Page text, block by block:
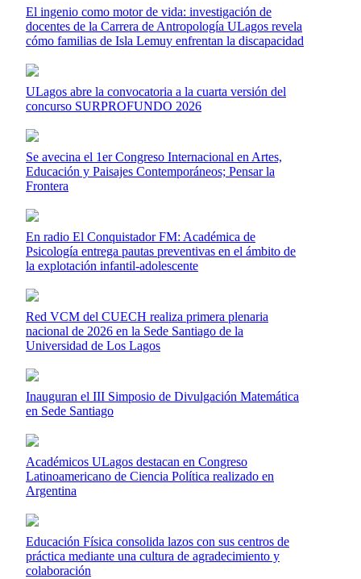
El ingenio como motor de vida: investigación de
docentes de la Carrera de Antropología ULagos revela
cómo familias de Isla Lemuy enfrentan la discapacidad
ULagos abre la convocatoria a la cuarta versión del
concurso SURPROFUNDO 2026
Se avecina el 1er Congreso Internacional en Artes,
Educación y Paisajes Contemporáneos; Pensar la
Frontera
En radio El Conquistador FM: Académica de
Psicología entrega pautas preventivas en el ámbito de
la explotación infantil-adolescente
Red VCM del CUECH realiza primera plenaria
nacional de 2026 en la Sede Santiago de la
Universidad de Los Lagos
Inauguran el III Simposio de Divulgación Matemática
en Sede Santiago
Académicos ULagos destacan en Congreso
Latinoamericano de Ciencia Política realizado en
Argentina
Educación Física consolida lazos con sus centros de
práctica mediante una cultura de agradecimiento y
colaboración